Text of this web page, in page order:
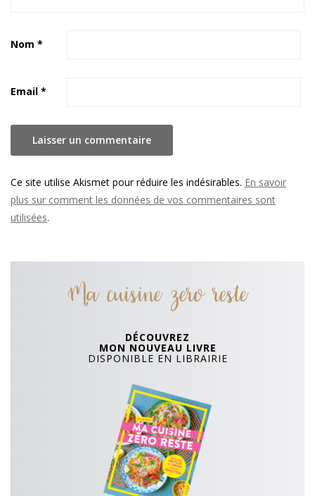
Nom *
Email *
Ce site utilise Akismet pour réduire les indésirables. En savoir
plus sur comment les données de vos commentaires sont
utilisées.
Ma cuisine zero reste
DÉCOUVREZ
MON NOUVEAU LIVRE
DISPONIBLE EN LIBRAIRIE